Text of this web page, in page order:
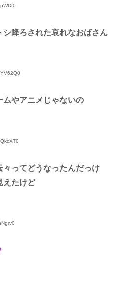
降ろされた哀れなおばさん
やアニメじゃないの
々ってどうなったんだっけ
えたけど